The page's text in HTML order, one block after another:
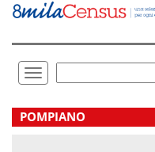
Vai
direttamente
Toggle
navigation
.
POMPIANO